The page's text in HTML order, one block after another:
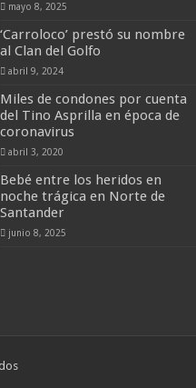
mayo 8, 2025
‘Carroloco’ prestó su nombre
al Clan del Golfo
abril 9, 2024
Miles de condones por cuenta
del Tino Asprilla en época de
coronavirus
abril 3, 2020
Bebé entre los heridos en
noche trágica en Norte de
Santander
junio 8, 2025